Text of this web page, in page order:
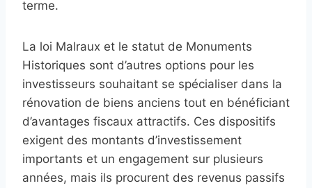
terme.
La loi Malraux et le statut de Monuments
Historiques sont d’autres options pour les
investisseurs souhaitant se spécialiser dans la
rénovation de biens anciens tout en bénéficiant
d’avantages fiscaux attractifs. Ces dispositifs
exigent des montants d’investissement
importants et un engagement sur plusieurs
années, mais ils procurent des revenus passifs